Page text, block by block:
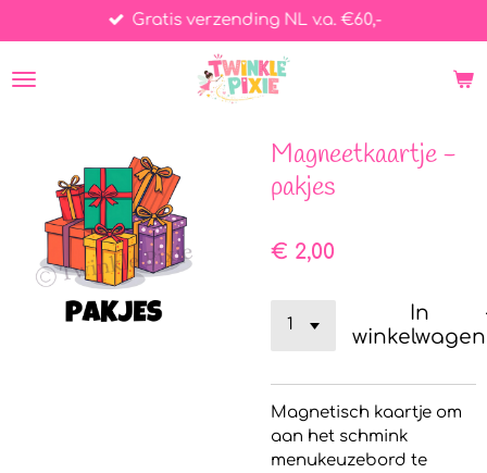
direct
naar
de
Gratis verzending NL v.a. €60,-
Magneetkaartje -
pakjes
€ 2,00
In
winkelwagen
Magnetisch kaartje om
aan het schmink
menukeuzebord te